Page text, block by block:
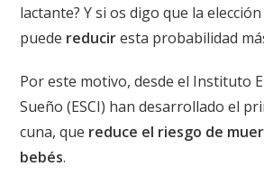
lactante? Y si os digo que la
puede reduciresta probabilidad
Por este motivo, desde el Instituto
Sueño (ESCI) han desarrollado el
cuna, que reduce el riesgo de
bebés.